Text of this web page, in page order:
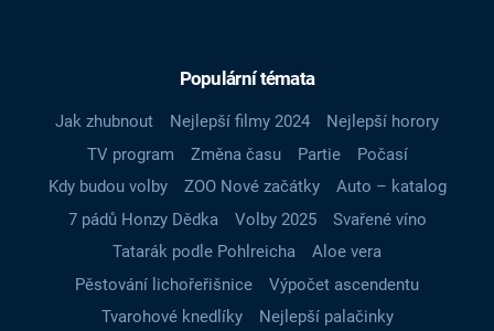
Populární témata
Jak zhubnout Nejlepší filmy 2024
Nejlepší horory
TV program
Změna času Partie
Počasí
Kdy budou volby
ZOO Nové začátky
Auto – katalog
7 pádů Honzy Dědka
Volby 2025
Svařené víno
Tatarák podle Pohlreicha
Aloe vera
Pěstování lichořeřišnice
Výpočet ascendentu
Tvarohové knedlíky
Nejlepší palačinky